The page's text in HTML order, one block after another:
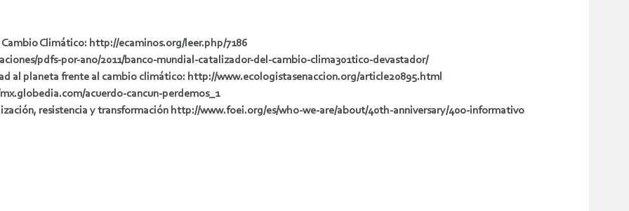
Climático: http://ecaminos.org/leer.php/7186
pdfs-por-ano/2011/banco-mundial-catalizador-del-cambio-clima301tico-devastador/
al planeta frente al cambio climático: http://www.ecologistasenaccion.org/article20895.html
acuerdo-cancun-perdemos_1
resistencia y transformación http://www.foei.org/es/who-we-are/about/40th-anniversary/40o-informativo